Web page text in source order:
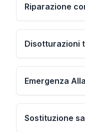
Riparazione
Disotturazioni
Emergenza
Sostituzione